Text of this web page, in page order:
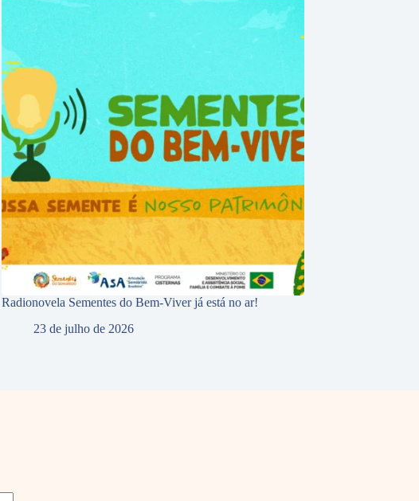
Radionovela Sementes do Bem-Viver já está no ar!
23 de julho de 2026